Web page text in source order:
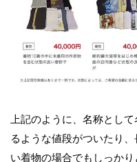
上記のように、名称とし
るような値段がついたり
い着物の場合でもしっかり